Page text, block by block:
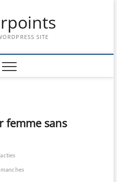
SITE
femme sans